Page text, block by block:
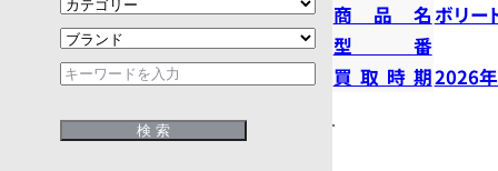
商品名ボリー
型番
買取時期2026